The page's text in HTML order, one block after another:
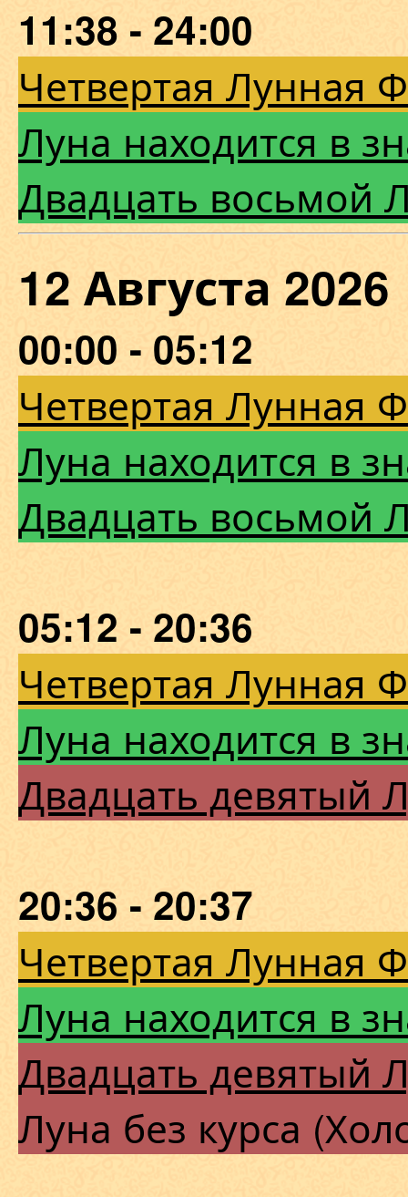
11:38 - 24:00
Четвертая Лунная
Луна находится в
Двадцать восьмой
12 Августа
00:00 - 05:12
Четвертая Лунная
Луна находится в
Двадцать восьмой
05:12 - 20:36
Четвертая Лунная
Луна находится в
Двадцать девятый
20:36 - 20:37
Четвертая Лунная
Луна находится в
Двадцать девятый
Луна без курса